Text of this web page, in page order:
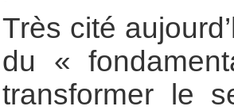
Très cité
du «
transformer le